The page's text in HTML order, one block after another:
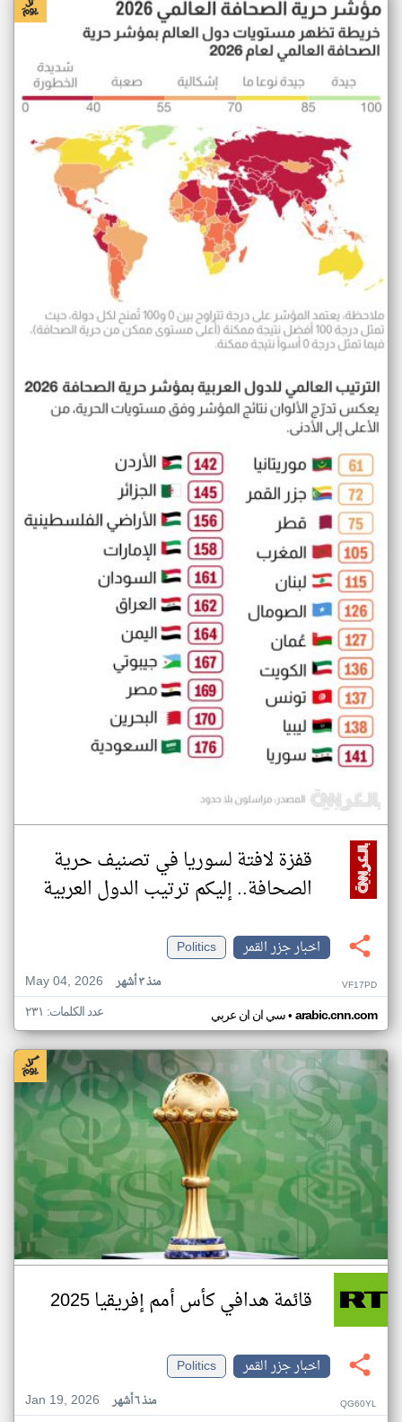
قفزة لافتة لسوريا في تصنيف حرية
الصحافة.. إليكم ترتيب الدول العربية
اخبار جزر القمر
Politics
May 04, 2026
منذ ٣ أشهر VF17PD
سي ان ان عربي• arabic.cnn.com عدد الكلمات: ٢٣١
قائمة هدافي كأس أمم إفريقيا 2025
اخبار جزر القمر
Politics
Jan 19, 2026
منذ ٦ أشهر QG60YL